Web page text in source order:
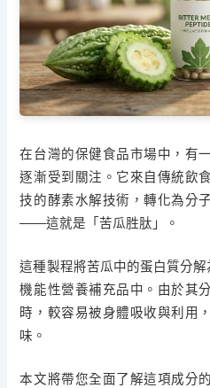
在台灣的保健食品市場中，有
逐漸受到關注。它來自傳統飲
技的酵素水解技術，轉化為分
——這就是「苦瓜胜肽」。
這種製程將苦瓜中的蛋白質分解
機能性營養補充品中。由於其
時，較容易被身體吸收與利用
味。
本文將帶您全面了解這項成分